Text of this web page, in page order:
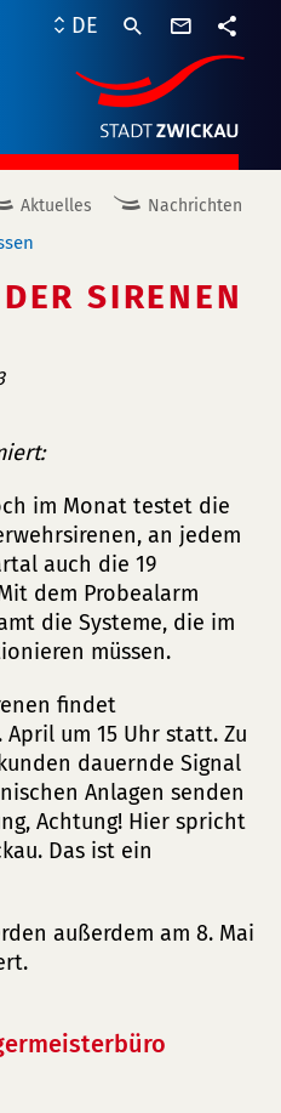
DE
Aktuelles Nachrichten
SIRENEN
im Monat testet die
an jedem
auch die 19
dem Probealarm
die Systeme, die im
müssen.
findet
um 15 Uhr statt. Zu
dauernde Signal
Anlagen senden
Achtung! Hier spricht
Das ist ein
außerdem am 8. Mai